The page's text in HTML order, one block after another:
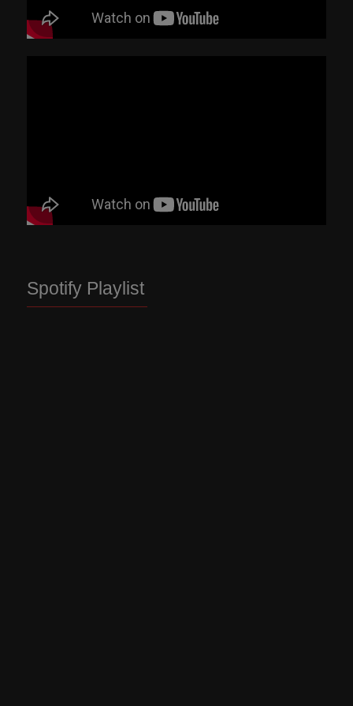
Spotify Playlist